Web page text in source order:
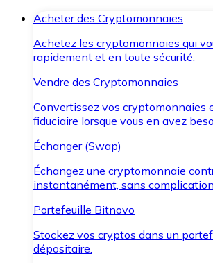
Acheter des Cryptomonnaies
Achetez les cryptomonnaies qui
rapidement et en toute sécurité.
Vendre des Cryptomonnaies
Convertissez vos cryptomonnaies
fiduciaire lorsque vous en avez
Échanger (Swap)
Échangez une cryptomonnaie
instantanément, sans
Portefeuille Bitnovo
Stockez vos cryptos dans un
dépositaire.